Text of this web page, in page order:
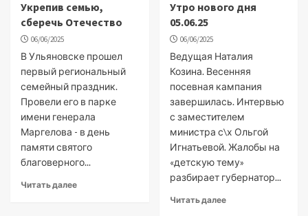
Укрепив семью,
сберечь Отечество
06/06/2025
В Ульяновске прошел
первый региональный
семейный праздник.
Провели его в парке
имени генерала
Маргелова - в день
памяти святого
благоверного...
Читать далее
Утро нового дня
05.06.25
06/06/2025
Ведущая Наталия
Козина. Весенняя
посевная кампания
завершилась. Интервью
с заместителем
министра с\х Ольгой
Игнатьевой. Жалобы на
«детскую тему»
разбирает губернатор...
Читать далее